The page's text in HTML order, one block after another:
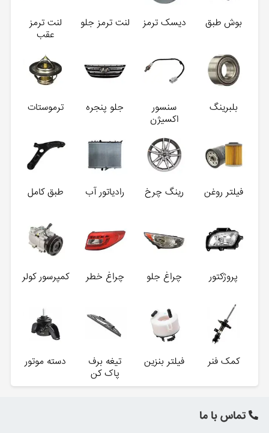
بوش طبق دیسک ترمز لنت ترمز جلو
لنت ترمز
عقب
بلبرینگ
سنسور
اکسیژن
جلو پنجره ترموستات
فیلتر روغن رینگ چرخ رادیاتور آب طبق کامل
پروژکتور چراغ جلو چراغ خطر کمپرسور کولر
کمک فنر فیلتر بنزین
تیغه برف
پاک کن
دسته موتور
تماس با ما